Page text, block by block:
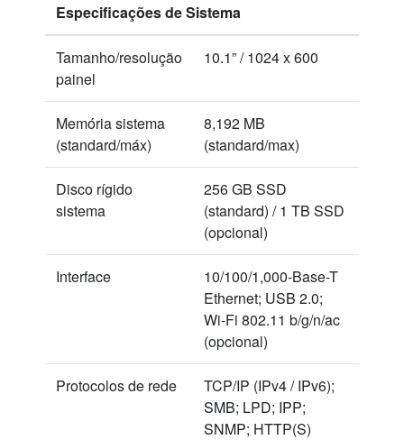
Especificações de Sistema
Tamanho/resolução
painel
10.1” / 1024 x 600
Memória sistema
(standard/máx)
8,192 MB
(standard/max)
Disco rígido
sistema
256 GB SSD
(standard) / 1 TB SSD
(opcional)
Interface
10/100/1,000-Base-T
Ethernet; USB 2.0;
Wi-Fi 802.11 b/g/n/ac
(opcional)
Protocolos de rede
TCP/IP (IPv4 / IPv6);
SMB; LPD; IPP;
SNMP; HTTP(S)